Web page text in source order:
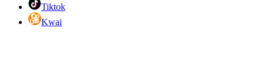
Tiktok
Kwai